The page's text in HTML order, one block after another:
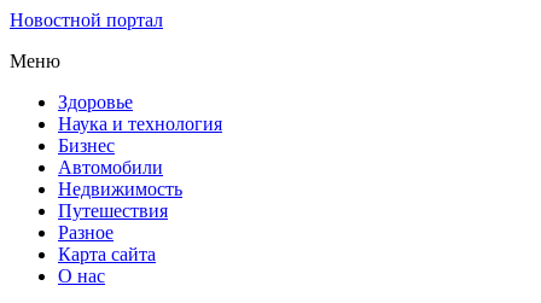
Новостной портал
Меню
Здоровье
Наука и технология
Бизнес
Автомобили
Недвижимость
Путешествия
Разное
Карта сайта
О нас